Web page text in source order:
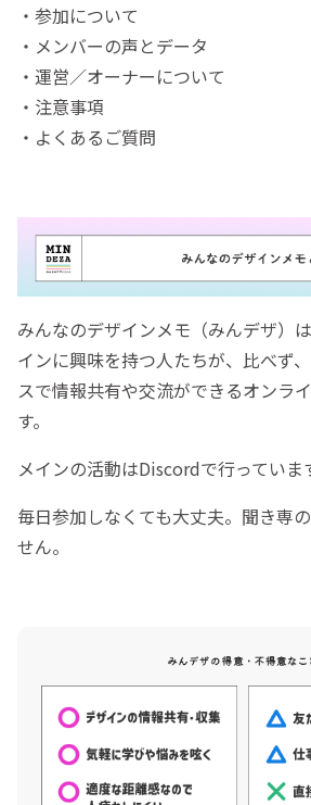
・参加について
・メンバーの声とデータ
・運営／オーナーについて
・注意事項
・よくあるご質問
みんなのデザインメモ（みんデザ）
インに興味を持つ人たちが、比べず
スで情報共有や交流ができるオンラ
す。
メインの活動はDiscordで行っていま
毎日参加しなくても大丈夫。聞き専
せん。